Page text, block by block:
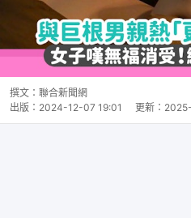
撰文： 聯合新聞網
出版： 2024-12-07 19:01 更新：